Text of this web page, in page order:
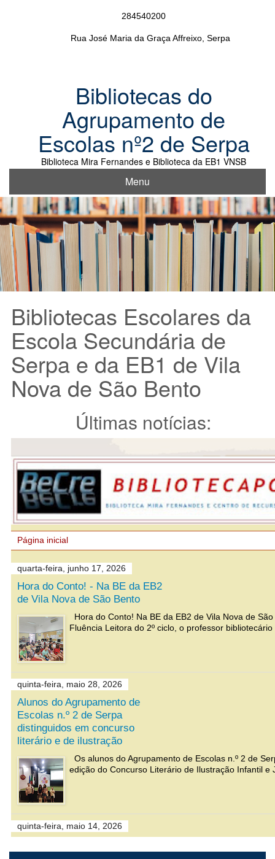
284540200
Rua José Maria da Graça Affreixo, Serpa
Bibliotecas do
Agrupamento de
Escolas nº2 de Serpa
Biblioteca Mira Fernandes e Biblioteca da EB1 VNSB
Menu
Bibliotecas Escolares da
Escola Secundária de
Serpa e da EB1 de Vila
Nova de São Bento
Últimas notícias: